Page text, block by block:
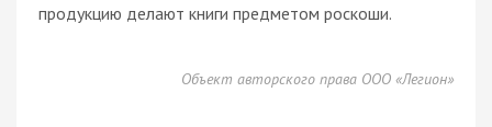
продукцию делают книги предметом роскоши.
Объект авторского права ООО «Легион»